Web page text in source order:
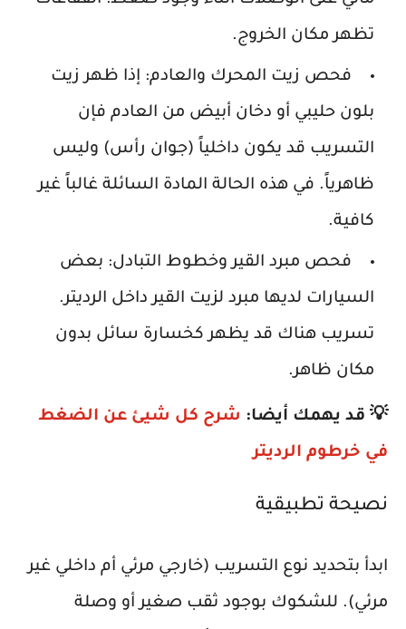
تظهر مكان الخروج.
فحص زيت المحرك والعادم: إذا ظهر زيت
بلون حليبي أو دخان أبيض من العادم فإن
التسريب قد يكون داخلياً (جوان رأس) وليس
ظاهرياً. في هذه الحالة المادة السائلة غالباً غير
كافية.
فحص مبرد القير وخطوط التبادل: بعض
السيارات لديها مبرد لزيت القير داخل الرديتر.
تسريب هناك قد يظهر كخسارة سائل بدون
مكان ظاهر.
💡 قد يهمك أيضا: شرح كل شيئ عن الضغط
في خرطوم الرديتر
نصيحة تطبيقية
ابدأ بتحديد نوع التسريب (خارجي مرئي أم داخلي غير
مرئي). للشكوك بوجود ثقب صغير أو وصلة